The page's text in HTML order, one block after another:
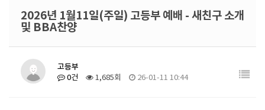
2026년 1월11일(주일) 고등부 예배 - 새친구 소개
및 BBA찬양
고등부
0건 1,685회 26-01-11 10:44